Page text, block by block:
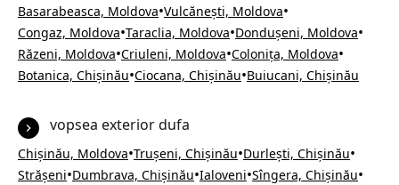
Basarabeasca, Moldova•Vulcănești, Moldova•
Congaz, Moldova•Taraclia, Moldova•Dondușeni, Moldova•
Răzeni, Moldova•Criuleni, Moldova•Colonița, Moldova•
Botanica, Chișinău•Ciocana, Chișinău•Buiucani, Chișinău
vopsea exterior dufa
Chișinău, Moldova•Trușeni, Chișinău•Durlești, Chișinău•
Strășeni•Dumbrava, Chișinău•Ialoveni•Sîngera, Chișinău•